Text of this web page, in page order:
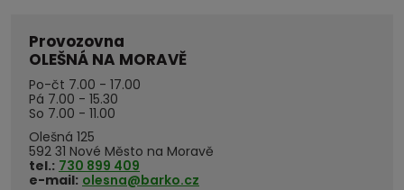
Provozovna
OLEŠNÁ NA MORAVĚ
Po-čt 7.00 - 17.00
Pá 7.00 - 15.30
So 7.00 - 11.00
Olešná 125
592 31 Nové Město na Moravě
tel.: 730 899 409
e-mail: olesna@barko.cz